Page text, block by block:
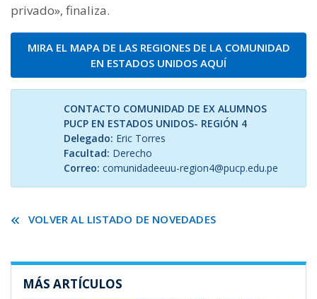
privado», finaliza.
MIRA EL MAPA DE LAS REGIONES DE LA COMUNIDAD
EN ESTADOS UNIDOS AQUÍ
CONTACTO COMUNIDAD DE EX ALUMNOS
PUCP EN ESTADOS UNIDOS- REGIÓN 4
Delegado: Eric Torres
Facultad: Derecho
Correo: comunidadeeuu-region4@pucp.edu.pe
VOLVER AL LISTADO DE NOVEDADES
MÁS ARTÍCULOS